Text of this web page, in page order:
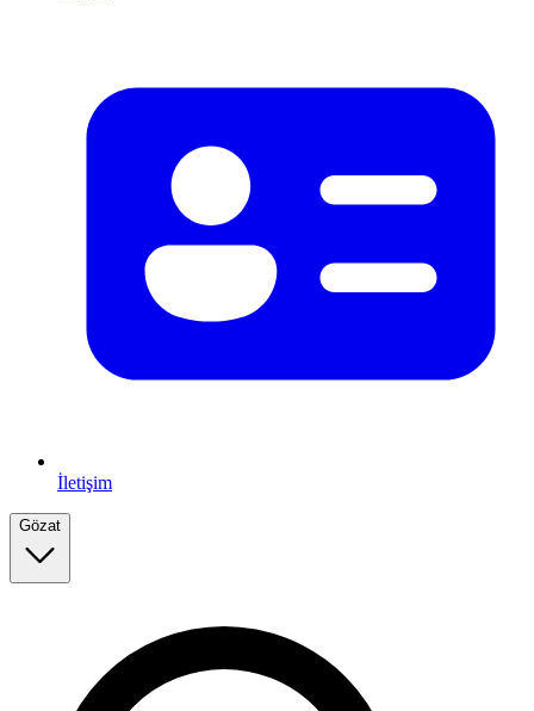
İletişim
Gözat